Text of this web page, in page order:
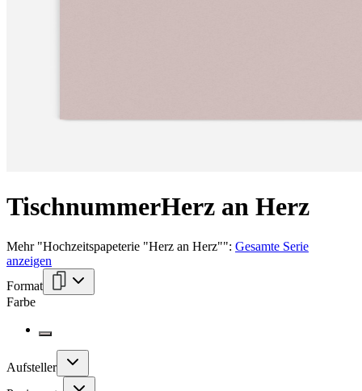
TischnummerHerz an Herz
Mehr"Hochzeitspapeterie "Herz an Herz"": Gesamte Serie
anzeigen
Format
Farbe
Aufsteller